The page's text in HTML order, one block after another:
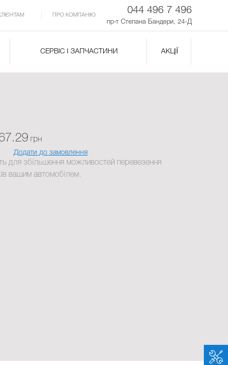
044 496 7 496
пр-т Степана Бандери, 24-Д
ПРО КОМПАНІЮ
СЕРВІС І ЗАПЧАСТИНИ АКЦІЇ
грн
Додати до замовлення
для збільшення можливостей перевезення
вашим автомобілем.